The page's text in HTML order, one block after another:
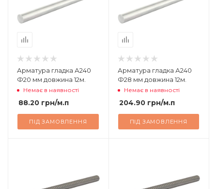
Арматура гладка А240
Ф20 мм довжина 12м.
Немає в наявності
88.20 грн/м.п
ПІД ЗАМОВЛЕННЯ
Арматура гладка А240
Ф28 мм довжина 12м.
Немає в наявності
204.90грн/м.п
ПІД ЗАМОВЛЕННЯ